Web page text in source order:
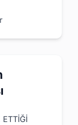
ETTİĞİ